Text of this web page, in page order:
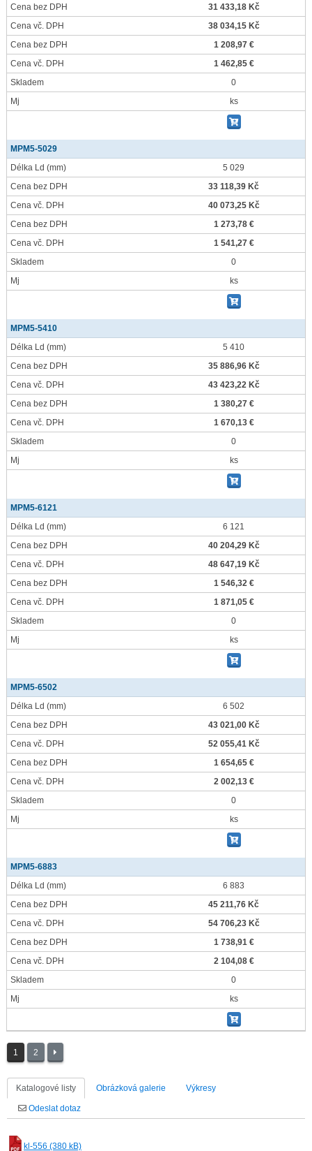
Cena bez DPH
31 433,18 Kč
Cena vč. DPH
38 034,15 Kč
Cena bez DPH
1 208,97 €
Cena vč. DPH
1 462,85 €
Skladem
0
Mj
ks
MPM5-5029
Délka Ld (mm)
5 029
Cena bez DPH
33 118,39 Kč
Cena vč. DPH
40 073,25 Kč
Cena bez DPH
1 273,78 €
Cena vč. DPH
1 541,27 €
Skladem
0
Mj
ks
MPM5-5410
Délka Ld (mm)
5 410
Cena bez DPH
35 886,96 Kč
Cena vč. DPH
43 423,22 Kč
Cena bez DPH
1 380,27 €
Cena vč. DPH
1 670,13 €
Skladem
0
Mj
ks
MPM5-6121
Délka Ld (mm)
6 121
Cena bez DPH
40 204,29 Kč
Cena vč. DPH
48 647,19 Kč
Cena bez DPH
1 546,32 €
Cena vč. DPH
1 871,05 €
Skladem
0
Mj
ks
MPM5-6502
Délka Ld (mm)
6 502
Cena bez DPH
43 021,00 Kč
Cena vč. DPH
52 055,41 Kč
Cena bez DPH
1 654,65 €
Cena vč. DPH
2 002,13 €
Skladem
0
Mj
ks
MPM5-6883
Délka Ld (mm)
6 883
Cena bez DPH
45 211,76 Kč
Cena vč. DPH
54 706,23 Kč
Cena bez DPH
1 738,91 €
Cena vč. DPH
2 104,08 €
Skladem
0
Mj
ks
1 2
Katalogové listy Obrázková galerie Výkresy
Odeslat dotaz
kl-556 (380 kB)